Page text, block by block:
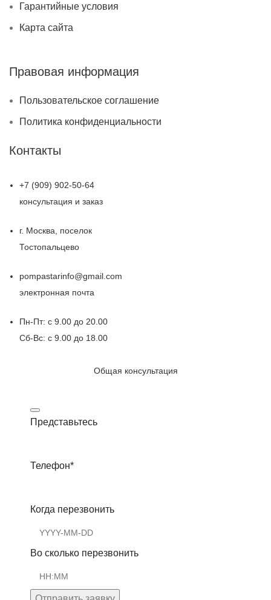
Гарантийные условия
Карта сайта
Правовая информация
Пользовательское соглашение
Политика конфиденциальности
Контакты
+7 (909) 902-50-64
консультация и заказ
г. Москва, поселок
Тостопальцево
pompastarinfo@gmail.com
электронная почта
Пн-Пт: с 9.00 до 20.00
Сб-Вс: с 9.00 до 18.00
Общая консультация
Представьтесь
Телефон*
Когда перезвонить
Во сколько перезвонить